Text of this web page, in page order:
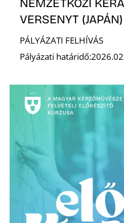
NEMZETKÖZI
VERSENYT (JAPÁN)
PÁLYÁZATI FELHÍVÁS
Pályázati